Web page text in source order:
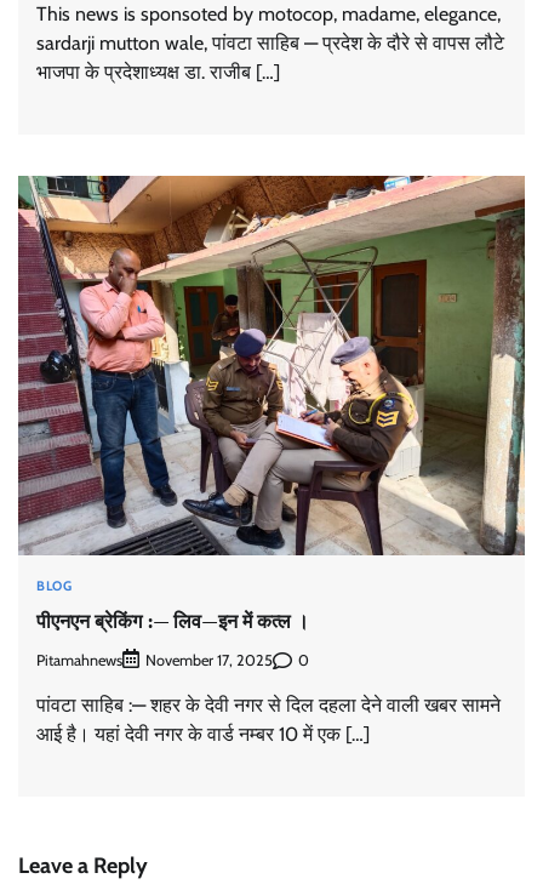
This news is sponsoted by motocop, madame, elegance,
sardarji mutton wale, पांवटा साहिब — प्रदेश के दौरे से वापस लौटे
भाजपा के प्रदेशाध्यक्ष डा. राजीब […]
BLOG
पीएनएन ब्रेकिंग :— लिव—इन में कत्ल ।
Pitamahnews November 17, 2025 0
पांवटा साहिब :— शहर के देवी नगर से दिल दहला देने वाली खबर सामने
आई है। यहां देवी नगर के वार्ड नम्बर 10 में एक […]
Leave a Reply